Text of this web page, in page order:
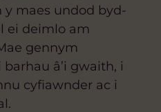
y maes undod byd-
ei deimlo am
gennym
â’i gwaith, i
cyfiawnder ac i